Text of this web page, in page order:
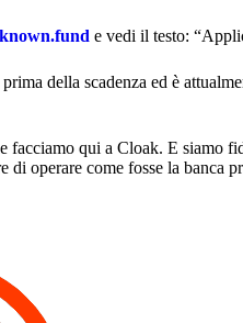
e vedi il testo:
della scadenza ed è
facciamo qui a Cloak. E siamo
operare come fosse la banca